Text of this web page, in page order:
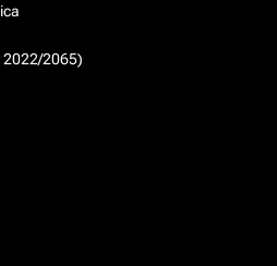
2022/2065)